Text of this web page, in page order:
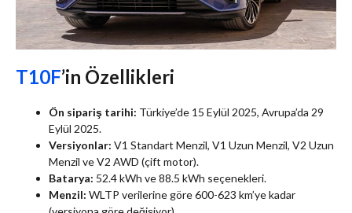
T10F’in Özellikleri
Ön sipariş tarihi: Türkiye’de 15 Eylül 2025, Avrupa’da 29
Eylül 2025.
Versiyonlar: V1 Standart Menzil, V1 Uzun Menzil, V2 Uzun
Menzil ve V2 AWD (çift motor).
Batarya: 52.4 kWh ve 88.5 kWh seçenekleri.
Menzil: WLTP verilerine göre 600-623 km’ye kadar